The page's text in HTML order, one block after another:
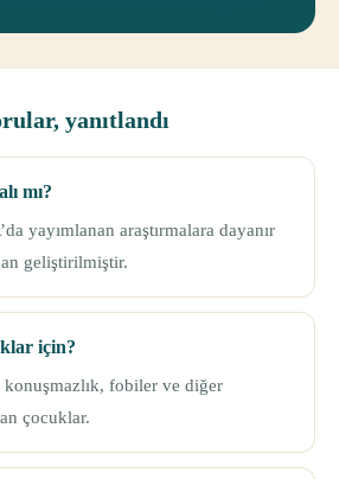
yanıtlandı
mı?
yayımlanan araştırmalara dayanır
geliştirilmiştir.
için?
fobiler ve diğer
çocuklar.